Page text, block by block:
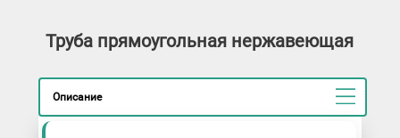
Труба прямоугольная нержавеющая
Описание